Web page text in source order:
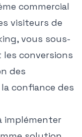
commercial
visiteurs de
vous sous-
conversions
des
confiance des
implémenter